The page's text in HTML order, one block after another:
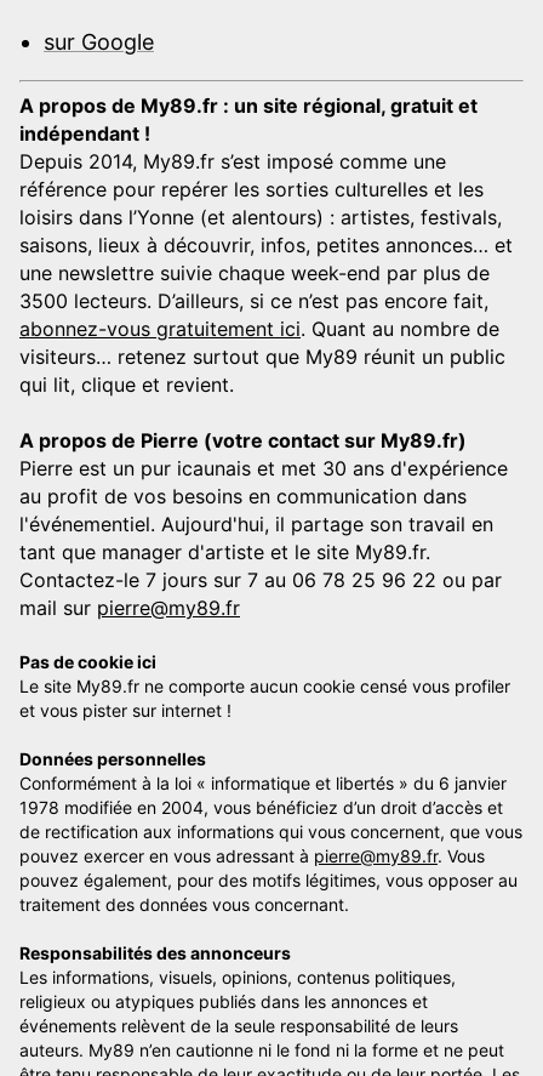
sur Google
A propos de My89.fr : un site régional, gratuit et
indépendant !
Depuis 2014, My89.fr s’est imposé comme une
référence pour repérer les sorties culturelles et les
loisirs dans l’Yonne (et alentours) : artistes, festivals,
saisons, lieux à découvrir, infos, petites annonces… et
une newslettre suivie chaque week-end par plus de
3500 lecteurs. D’ailleurs, si ce n’est pas encore fait,
abonnez-vous gratuitement ici. Quant au nombre de
visiteurs… retenez surtout que My89 réunit un public
qui lit, clique et revient.
A propos de Pierre (votre contact sur My89.fr)
Pierre est un pur icaunais et met 30 ans d'expérience
au profit de vos besoins en communication dans
l'événementiel. Aujourd'hui, il partage son travail en
tant que manager d'artiste et le site My89.fr.
Contactez-le 7 jours sur 7 au 06 78 25 96 22 ou par
mail sur pierre@my89.fr
Pas de cookie ici
Le site My89.fr ne comporte aucun cookie censé vous profiler
et vous pister sur internet !
Données personnelles
Conformément à la loi « informatique et libertés » du 6 janvier
1978 modifiée en 2004, vous bénéficiez d’un droit d’accès et
de rectification aux informations qui vous concernent, que vous
pouvez exercer en vous adressant à pierre@my89.fr. Vous
pouvez également, pour des motifs légitimes, vous opposer au
traitement des données vous concernant.
Responsabilités des annonceurs
Les informations, visuels, opinions, contenus politiques,
religieux ou atypiques publiés dans les annonces et
événements relèvent de la seule responsabilité de leurs
auteurs. My89 n’en cautionne ni le fond ni la forme et ne peut